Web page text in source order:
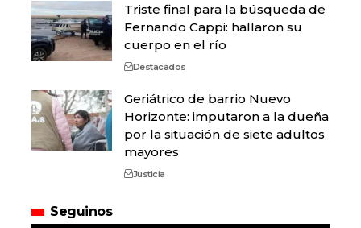
Triste final para la búsqueda de
Fernando Cappi: hallaron su
cuerpo en el río
Destacados
Geriátrico de barrio Nuevo
Horizonte: imputaron a la dueña
por la situación de siete adultos
mayores
Justicia
Seguinos